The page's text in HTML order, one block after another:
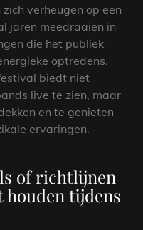
verheugen op een
jaren meedraaien in
die het publiek
optredens.
biedt niet
live te zien, maar
en te genieten
ervaringen.
of richtlijnen
houden tijdens